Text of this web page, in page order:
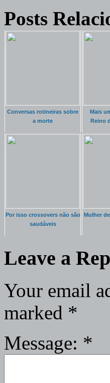
Posts
Conversas rotineiras sobre
a morte
Mais
Reino
Por isso crossovers não são
saudáveis
Mulher
Leave a
Your email
marked *
Message: *